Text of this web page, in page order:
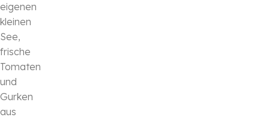
eigenen
kleinen
See,
frische
Tomaten
und
Gurken
aus